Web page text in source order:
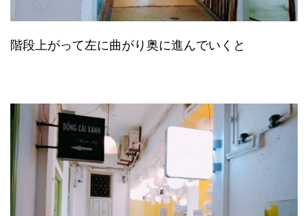
階段上がって左に曲がり奥に進んでいくと